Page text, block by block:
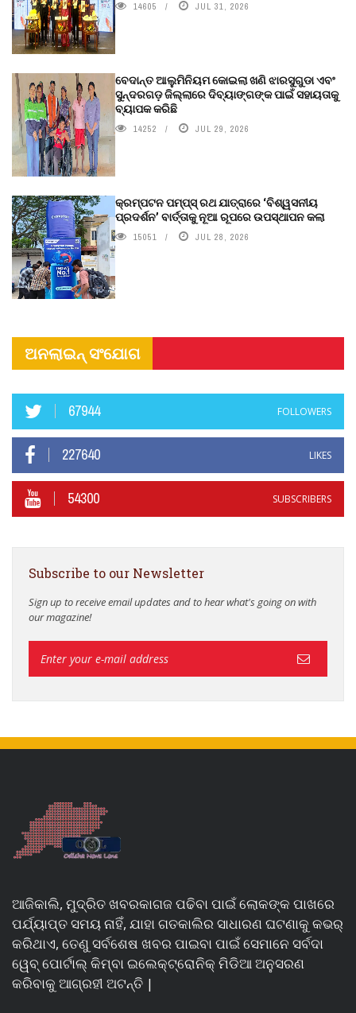
14605 JUL 31, 2026
ବେଦାନ୍ତ ଆଲୁମିନିୟମ କୋଇଲା ଖଣି ଝାରସୁଗୁଡା ଏବଂ
ସୁନ୍ଦରଗଡ଼ ଜିଲ୍ଲାରେ ଦିବ୍ୟାଙ୍ଗଙ୍କ ପାଇଁ ସହାୟତାକୁ
ବ୍ୟାପକ କରିଛି
14252 JUL 29, 2026
କ୍ରମ୍ପଟନ ପମ୍ପ୍‌ସ୍‌ ରଥ ଯାତ୍ରାରେ ‘ବିଶ୍ୱସନୀୟ
ପ୍ରଦର୍ଶନ’ ବାର୍ତ୍ତାକୁ ନୂଆ ରୂପରେ ଉପସ୍ଥାପନ କଲା
15051 JUL 28, 2026
ଅନଲାଇନ୍ ସଂଯୋଗ
67944 FOLLOWERS
227640 LIKES
54300 SUBSCRIBERS
Subscribe to our Newsletter
Sign up to receive email updates and to hear what's going on with
our magazine!
ଆଜିକାଲି, ମୁଦ୍ରିତ ଖବରକାଗଜ ପଢିବା ପାଇଁ ଲୋକଙ୍କ ପାଖରେ
ପର୍ଯ୍ୟାପ୍ତ ସମୟ ନାହିଁ, ଯାହା ଗତକାଲିର ସାଧାରଣ ଘଟଣାକୁ କଭର୍
କରିଥାଏ, ତେଣୁ ସର୍ବଶେଷ ଖବର ପାଇବା ପାଇଁ ସେମାନେ ସର୍ବଦା
ୱେବ୍ ପୋର୍ଟାଲ୍ କିମ୍ବା ଇଲେକ୍ଟ୍ରୋନିକ୍ ମିଡିଆ ଅନୁସରଣ
କରିବାକୁ ଆଗ୍ରହୀ ଅଟନ୍ତି |